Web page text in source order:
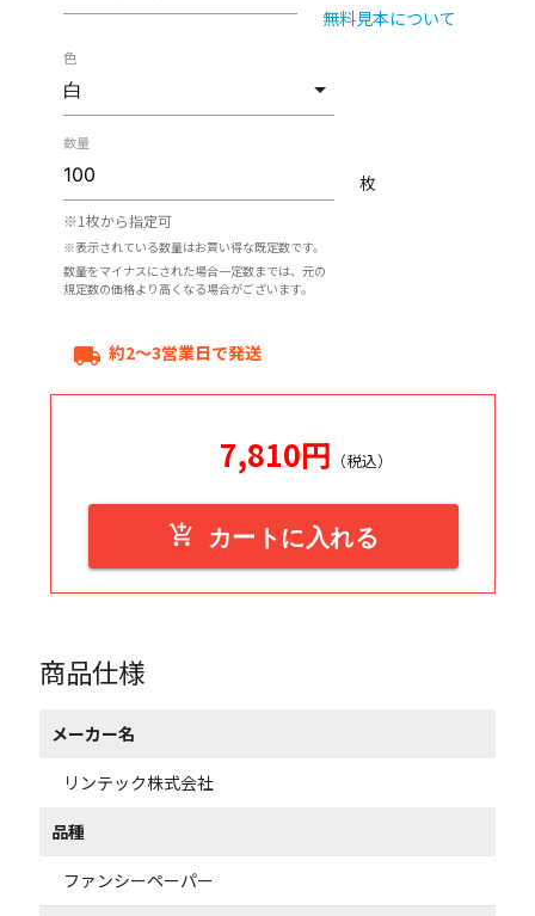
無料見本について
色
数量
※1枚から指定可
※表示されている数量はお買い得な既定数です。
数量をマイナスにされた場合一定数までは、元の
規定数の価格より高くなる場合がございます。
枚
local_shipping 約2～3営業日で発送
7,810円 （税込）
add_shopping_cart カートに入れる
商品仕様
メーカー名
リンテック株式会社
品種
ファンシーペーパー